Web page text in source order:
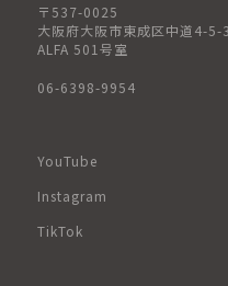
〒537-0025
大阪府大阪市東成区中道4-5-
ALFA 501号室
06-6398-9954
YouTube
Instagram
TikTok